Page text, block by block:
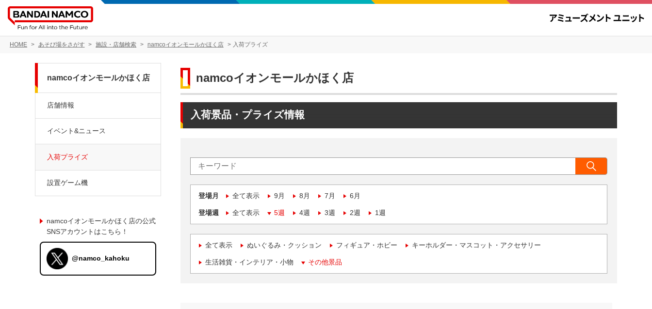
HOME あそび場をさがす 施設・店舗検索 namcoイオンモールかほく店 入荷プライズ
namcoイオンモールかほく店
入荷景品・プライズ情報
登場月 全て表示 9月 8月 7月 6月
登場週 全て表示 5週 4週 3週 2週 1週
全て表示 ぬいぐるみ・クッション フィギュア・ホビー キーホルダー・マスコット・アクセサリー
生活雑貨・インテリア・小物 その他景品
namcoイオンモールかほく店
店舗情報
イベント&ニュース
入荷プライズ
設置ゲーム機
namcoイオンモールかほく店の公式
SNSアカウントはこちら！
@namco_kahoku